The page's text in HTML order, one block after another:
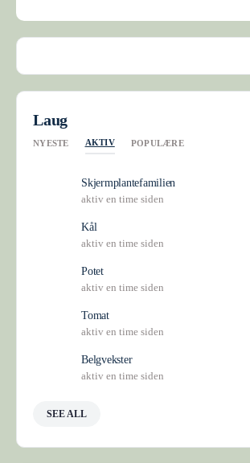
Laug
NYESTE AKTIV POPULÆRE
Skjermplantefamilien
aktiv en time siden
Kål
aktiv en time siden
Potet
aktiv en time siden
Tomat
aktiv en time siden
Belgvekster
aktiv en time siden
SEE ALL